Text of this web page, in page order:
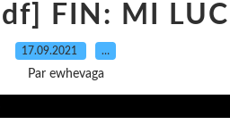
FIN: MI
17.09.2021 …
Par ewhevaga